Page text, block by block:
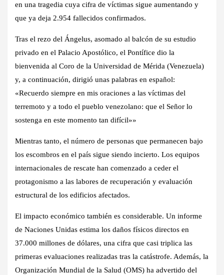
en una tragedia cuya cifra de víctimas sigue aumentando y
que ya deja 2.954 fallecidos confirmados.
Tras el rezo del Ángelus, asomado al balcón de su estudio
privado en el Palacio Apostólico, el Pontífice dio la
bienvenida al Coro de la Universidad de Mérida (Venezuela)
y, a continuación, dirigió unas palabras en español:
«Recuerdo siempre en mis oraciones a las víctimas del
terremoto y a todo el pueblo venezolano: que el Señor lo
sostenga en este momento tan difícil»»
Mientras tanto, el número de personas que permanecen bajo
los escombros en el país sigue siendo incierto. Los equipos
internacionales de rescate han comenzado a ceder el
protagonismo a las labores de recuperación y evaluación
estructural de los edificios afectados.
El impacto económico también es considerable. Un informe
de Naciones Unidas estima los daños físicos directos en
37.000 millones de dólares, una cifra que casi triplica las
primeras evaluaciones realizadas tras la catástrofe. Además, la
Organización Mundial de la Salud (OMS) ha advertido del